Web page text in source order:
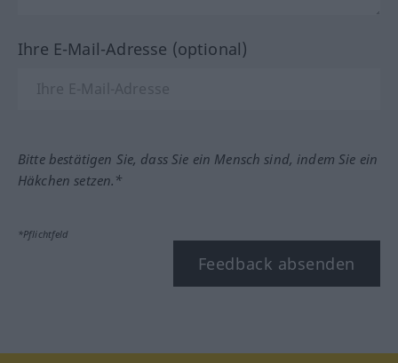
Ihre E-Mail-Adresse (optional)
Bitte bestätigen Sie, dass Sie ein Mensch sind, indem Sie ein
Häkchen setzen.*
*Pflichtfeld
Feedback absenden